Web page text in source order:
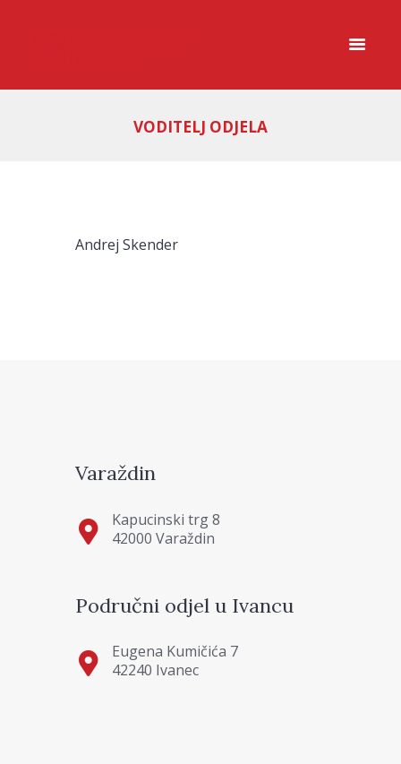
VODITELJ ODJELA
Andrej Skender
Varaždin
Kapucinski trg 8
42000 Varaždin
Područni odjel u Ivancu
Eugena Kumičića 7
42240 Ivanec